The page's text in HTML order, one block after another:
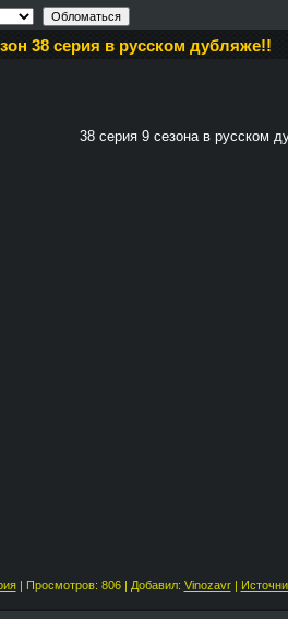
38 серия в русском дубляже!!
38 серия 9 сезона в русском
| Просмотров: 806 | Добавил: Vinozavr|